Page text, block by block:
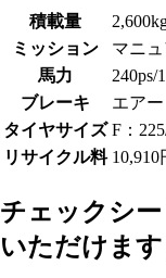
積載量
ミッション
マニ
馬力
240ps/
ブレーキ
エアー
タイヤサイズ F：
リサイクル料 10,910
チェックシー
いただけます